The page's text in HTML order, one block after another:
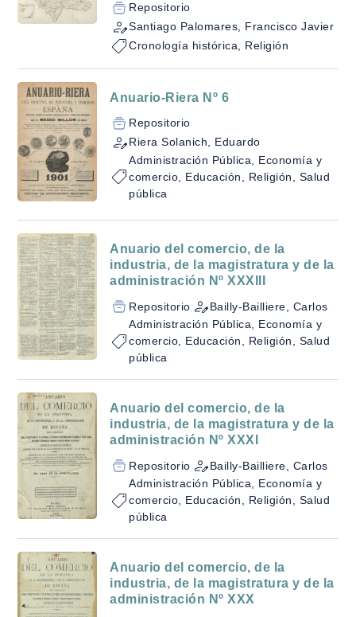
Repositorio
Santiago Palomares, Francisco Javier
Cronología histórica, Religión
Anuario-Riera Nº 6
Repositorio
Riera Solanich, Eduardo
Administración Pública, Economía y
comercio, Educación, Religión, Salud
pública
Anuario del comercio, de la
industria, de la magistratura y de la
administración Nº XXXIII
Repositorio
Bailly-Bailliere, Carlos
Administración Pública, Economía y
comercio, Educación, Religión, Salud
pública
Anuario del comercio, de la
industria, de la magistratura y de la
administración Nº XXXI
Repositorio
Bailly-Bailliere, Carlos
Administración Pública, Economía y
comercio, Educación, Religión, Salud
pública
Anuario del comercio, de la
industria, de la magistratura y de la
administración Nº XXX